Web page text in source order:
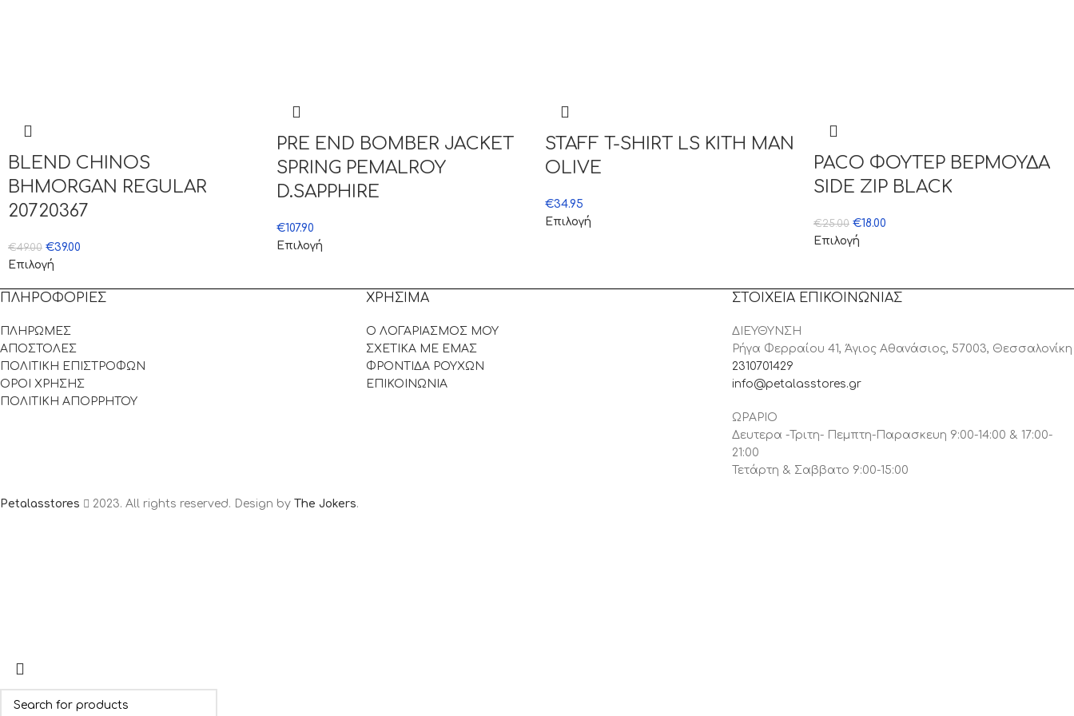
BLEND CHINOS
BHMORGAN REGULAR
20720367
€49.00 €39.00
Επιλογή
PRE END BOMBER JACKET
SPRING PEMALROY
D.SAPPHIRE
€107.90
Επιλογή
STAFF T-SHIRT LS KITH MAN
OLIVE
€34.95
Επιλογή
PACO ΦΟΥΤΕΡ ΒΕΡΜΟΥΔΑ
SIDE ZIP BLACK
€25.00 €18.00
Επιλογή
ΠΛΗΡΟΦΟΡΙΕΣ
ΠΛΗΡΩΜΕΣ
ΑΠΟΣΤΟΛΕΣ
ΠΟΛΙΤΙΚΗ ΕΠΙΣΤΡΟΦΩΝ
ΟΡΟΙ ΧΡΗΣΗΣ
ΠΟΛΙΤΙΚΗ ΑΠΟΡΡΗΤΟΥ
ΧΡΗΣΙΜΑ
Ο ΛΟΓΑΡΙΑΣΜΟΣ ΜΟΥ
ΣΧΕΤΙΚΑ ΜΕ ΕΜΑΣ
ΦΡΟΝΤΙΔΑ ΡΟΥΧΩΝ
ΕΠΙΚΟΙΝΩΝΙΑ
ΣΤΟΙΧΕΙΑ ΕΠΙΚΟΙΝΩΝΙΑΣ
ΔΙΕΥΘΥΝΣΗ
Ρήγα Φερραίου 41, Άγιος Αθανάσιος, 57003, Θεσσαλονίκη
2310701429
info@petalasstores.gr
ΩΡΑΡΙΟ
Δευτερα -Τριτη- Πεμπτη-Παρασκευη 9:00-14:00 & 17:00-
21:00
Τετάρτη & Σαββατο 9:00-15:00
Petalasstores 2023. All rights reserved. Design by The Jokers.